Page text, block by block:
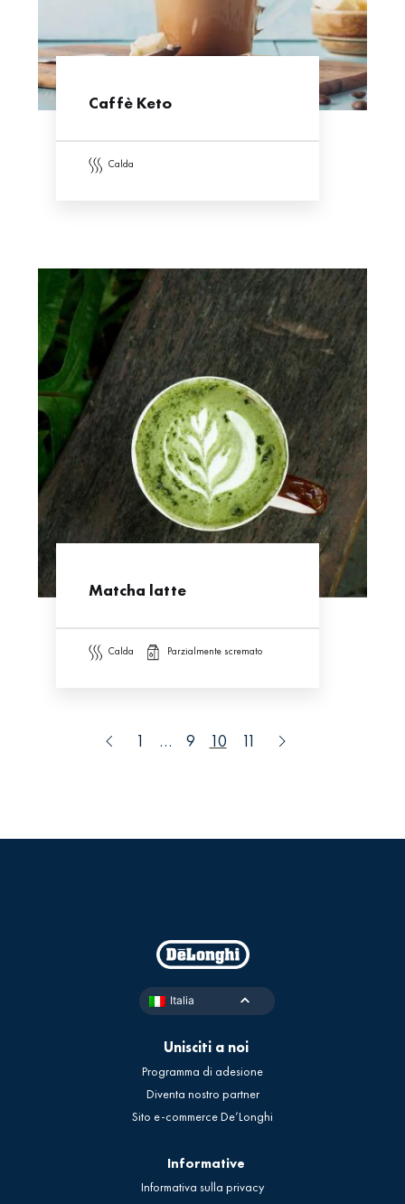
Caffè Keto
calda
Matcha latte
calda parzialmente scremato
1 … 9 10 11
Italia
Unisciti a noi
Programma di adesione
Diventa nostro partner
Sito e-commerce De’Longhi
Informative
Informativa sulla privacy